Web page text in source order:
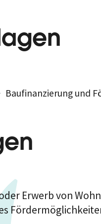
Baufinanzierung und
Erwerb von